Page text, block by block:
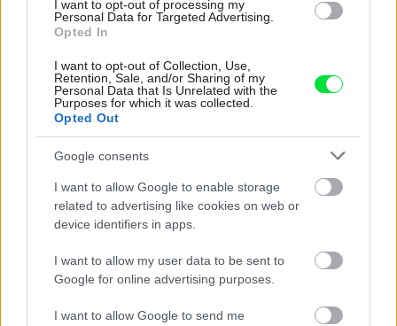
I want to opt-out of processing my
Personal Data for Targeted Advertising.
Opted In
I want to opt-out of Collection, Use,
Retention, Sale, and/or Sharing of my
Personal Data that Is Unrelated with the
Purposes for which it was collected.
Opted Out
Google consents
I want to allow Google to enable storage
related to advertising like cookies on web or
device identifiers in apps.
I want to allow my user data to be sent to
Google for online advertising purposes.
I want to allow Google to send me
Deti už odrástli, tak si rodičia vytvorili dom
podľa seba. Majú perfektné bývanie pre
svoj život i pre vnúčatá